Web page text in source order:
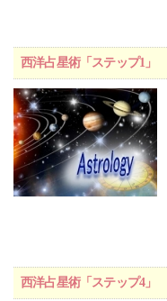
西洋占星術「ステップ1」
西洋占星術「ステップ4」